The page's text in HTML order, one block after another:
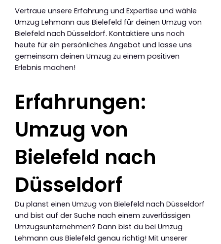
Vertraue unsere Erfahrung und Expertise und wähle
Umzug Lehmann aus Bielefeld für deinen Umzug von
Bielefeld nach Düsseldorf. Kontaktiere uns noch
heute für ein persönliches Angebot und lasse uns
gemeinsam deinen Umzug zu einem positiven
Erlebnis machen!
Erfahrungen:
Umzug von
Bielefeld nach
Düsseldorf
Du planst einen Umzug von Bielefeld nach Düsseldorf
und bist auf der Suche nach einem zuverlässigen
Umzugsunternehmen? Dann bist du bei Umzug
Lehmann aus Bielefeld genau richtig! Mit unserer